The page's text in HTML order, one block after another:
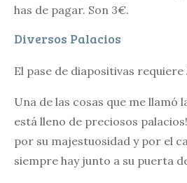
has de pagar. Son 3€.
Diversos Palacios
El pase de diapositivas requiere
Una de las cosas que me llamó
está lleno de preciosos
por su majestuosidad y por el
siempre hay junto a su puerta